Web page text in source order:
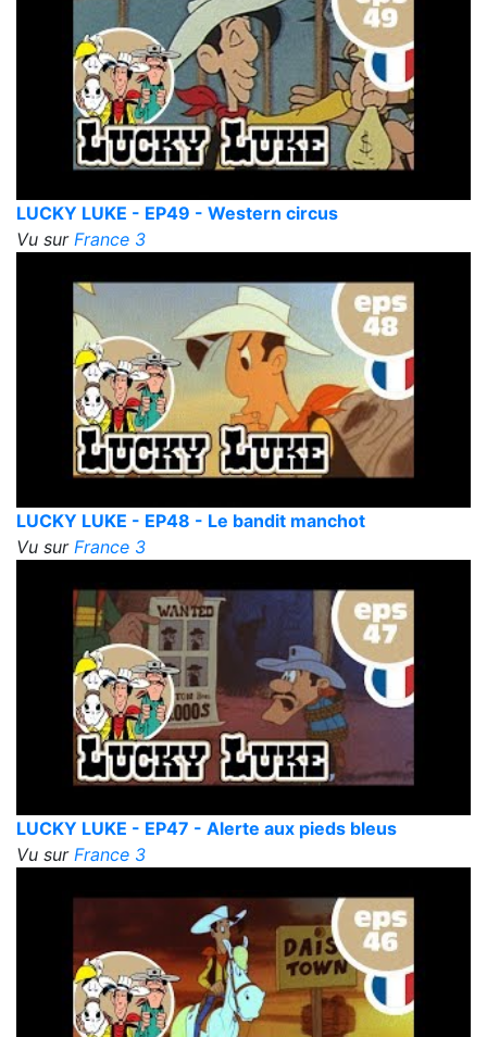
LUCKY LUKE - EP49 - Western circus
Vu sur France 3
LUCKY LUKE - EP48 - Le bandit manchot
Vu sur France 3
LUCKY LUKE - EP47 - Alerte aux pieds bleus
Vu sur France 3